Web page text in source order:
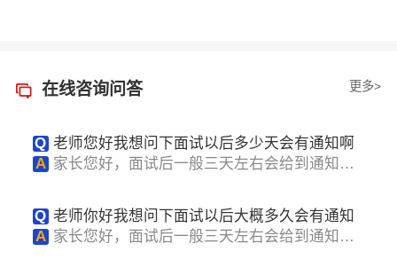
在线咨询问答 更多>
Q 老师您好我想问下面试以后多少天会有通知啊
A 家长您好，面试后一般三天左右会给到通知，
Q 老师你好我想问下面试以后大概多久会有通知
A 家长您好，面试后一般三天左右会给到通知，